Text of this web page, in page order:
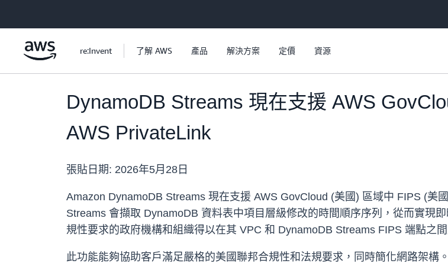
re:Invent 了解 AWS 產品 解決方案 定價 資源
DynamoDB Streams 現在支援 AWS
AWS PrivateLink
張貼日期: 2026年5月28日
Amazon DynamoDB Streams 現在支援 AWS GovCloud (美國) 區域中 FIPS (美
Streams 會擷取 DynamoDB 資料表中項目層級修改的時間順序序列，從而實現
規性要求的政府機構和組織得以在其 VPC 和 DynamoDB Streams FIPS 端點之
此功能能夠協助客戶滿足嚴格的美國聯邦合規性和法規要求，同時簡化網路架